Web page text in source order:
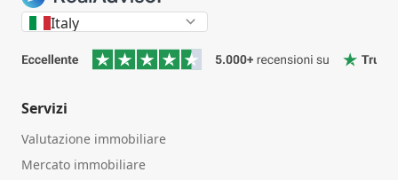
Italy
Servizi
Valutazione immobiliare
Mercato immobiliare